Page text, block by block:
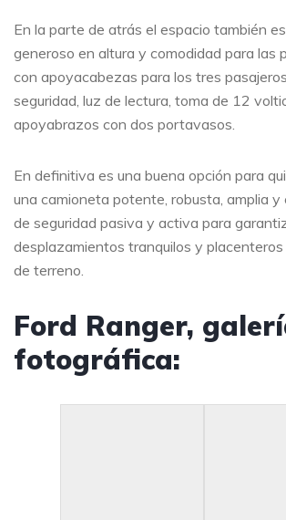
En la parte de atrás el espacio también
generoso en altura y comodidad para las
con apoyacabezas para los tres
seguridad, luz de lectura, toma de 12
apoyabrazos con dos portavasos.
En definitiva es una buena opción para
una camioneta potente, robusta, amplia y
de seguridad pasiva y activa para
desplazamientos tranquilos y placenteros
de terreno.
Ford Ranger,
fotográfica: